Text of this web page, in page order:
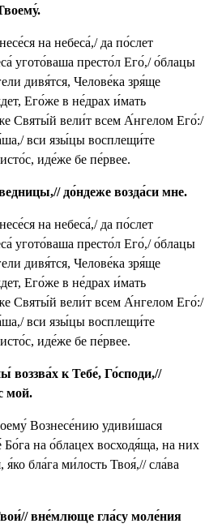
на небеса́,/ да по́слет
угото́ваша престо́л Его́,/ о́блацы
дивя́тся, Челове́ка зря́ще
Его́же в не́драх и́мать
Святы́й вели́т всем А́нгелом Его́:/
вси язы́цы восплещи́те
иде́же бе пе́рвее.
до́ндеже возда́си мне.
на небеса́,/ да по́слет
угото́ваша престо́л Его́,/ о́блацы
дивя́тся, Челове́ка зря́ще
Его́же в не́драх и́мать
Святы́й вели́т всем А́нгелом Его́:/
вси язы́цы восплещи́те
иде́же бе пе́рвее.
воззва́х к Тебе́, Го́споди,//
мой.
Вознесе́нию удиви́шася
на о́блацех восходя́ща, на них
бла́га ми́лость Твоя́,// сла́ва
вне́млюще гла́су моле́ния